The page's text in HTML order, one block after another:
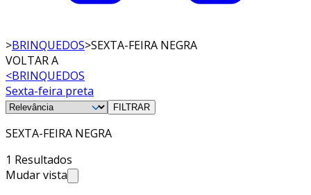
>BRINQUEDOS>SEXTA-FEIRA NEGRA
VOLTAR A
<BRINQUEDOS
Sexta-feira preta
FILTRAR
SEXTA-FEIRA NEGRA
1 Resultados
Mudar vista